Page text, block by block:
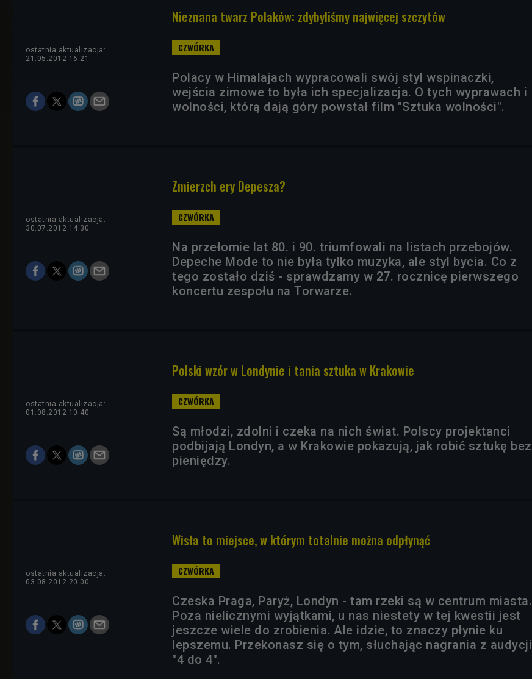
Nieznana twarz Polaków: zdybyliśmy najwięcej szczytów
ostatnia aktualizacja:
21.05.2012 16:21
Polacy w Himalajach wypracowali swój styl wspinaczki,
wejścia zimowe to była ich specjalizacja. O tych wyprawach i
wolności, którą dają góry powstał film "Sztuka wolności".
Zmierzch ery Depesza?
ostatnia aktualizacja:
30.07.2012 14:30
Na przełomie lat 80. i 90. triumfowali na listach przebojów.
Depeche Mode to nie była tylko muzyka, ale styl bycia. Co z
tego zostało dziś - sprawdzamy w 27. rocznicę pierwszego
koncertu zespołu na Torwarze.
Polski wzór w Londynie i tania sztuka w Krakowie
ostatnia aktualizacja:
01.08.2012 10:40
Są młodzi, zdolni i czeka na nich świat. Polscy projektanci
podbijają Londyn, a w Krakowie pokazują, jak robić sztukę bez
pieniędzy.
Wisła to miejsce, w którym totalnie można odpłynąć
ostatnia aktualizacja:
03.08.2012 20:00
Czeska Praga, Paryż, Londyn - tam rzeki są w centrum miasta.
Poza nielicznymi wyjątkami, u nas niestety w tej kwestii jest
jeszcze wiele do zrobienia. Ale idzie, to znaczy płynie ku
lepszemu. Przekonasz się o tym, słuchając nagrania z audycji
"4 do 4".